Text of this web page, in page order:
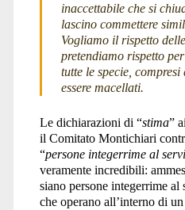
inaccettabile che si
lascino commettere
Vogliamo il rispetto
pretendiamo rispetto
tutte le specie,
essere macellati.
Le dichiarazioni di “stima”
il Comitato Montichiari
“persone integerrime al
veramente incredibili:
siano persone integerrime
che operano all’interno di